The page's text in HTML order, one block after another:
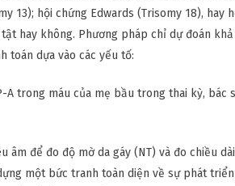
13); hội chứng Edwards (Trisomy 18), hay
hay không. Phương pháp chỉ dự đoán
toán dựa vào các yếu tố:
trong máu của mẹ bầu trong thai kỳ, bác
để đo độ mờ da gáy (NT) và đo chiều
một bức tranh toàn diện về sự phát